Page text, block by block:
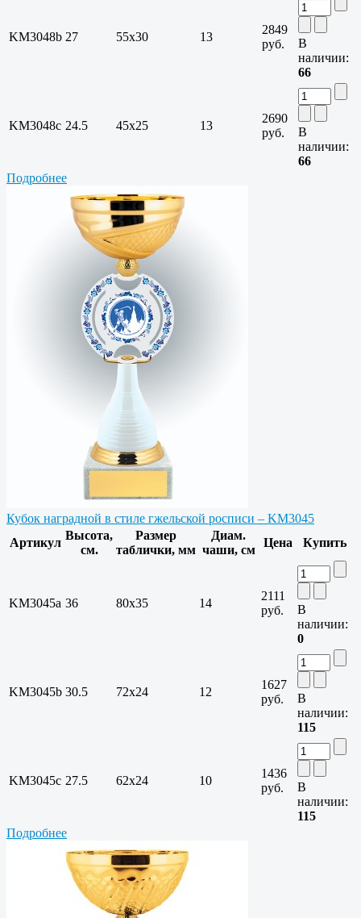
KM3048b 27 55x30 13
2849
руб.
В
наличии:
66
KM3048c 24.5 45x25 13
2690
руб.
В
наличии:
66
Подробнее
Кубок наградной в стиле гжельской росписи – KM3045
Артикул
Высота,
см.
Размер
таблички, мм
Диам.
чаши, см
Цена Купить
KM3045a 36 80x35 14
2111
руб.
В
наличии:
0
KM3045b 30.5 72х24 12
1627
руб.
В
наличии:
115
KM3045c 27.5 62х24 10
1436
руб.
В
наличии:
115
Подробнее